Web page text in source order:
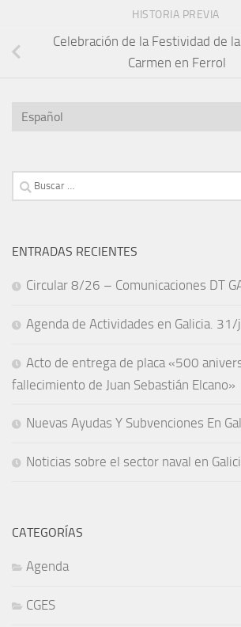
HISTORIA PREVIA
Celebración de la Festividad de
Carmen en Ferrol
Elegir
Buscar:
ENTRADAS RECIENTES
Circular 8/26 – Comunicaciones DT
Agenda de Actividades en Galicia.
Acto de entrega de placa «500
fallecimiento de Juan Sebastián Elcano»
Nuevas Ayudas Y Subvenciones En
Noticias sobre el sector naval en
CATEGORÍAS
Agenda
CGES